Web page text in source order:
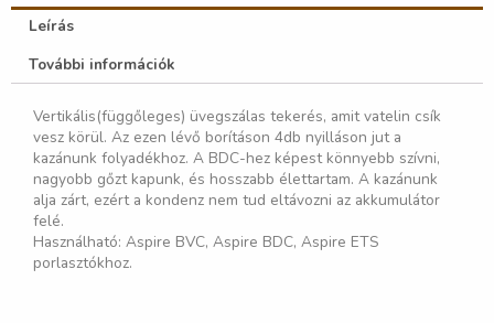
Leírás
További információk
Vertikális(függőleges) üvegszálas tekerés, amit vatelin csík
vesz körül. Az ezen lévő borításon 4db nyilláson jut a
kazánunk folyadékhoz. A BDC-hez képest könnyebb szívni,
nagyobb gőzt kapunk, és hosszabb élettartam. A kazánunk
alja zárt, ezért a kondenz nem tud eltávozni az akkumulátor
felé.
Használható: Aspire BVC, Aspire BDC, Aspire ETS
porlasztókhoz.